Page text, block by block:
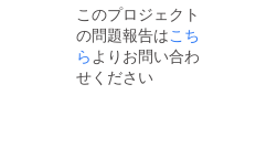
このプロジェクト
の問題報告はこち
ら よりお問い合わ
せください